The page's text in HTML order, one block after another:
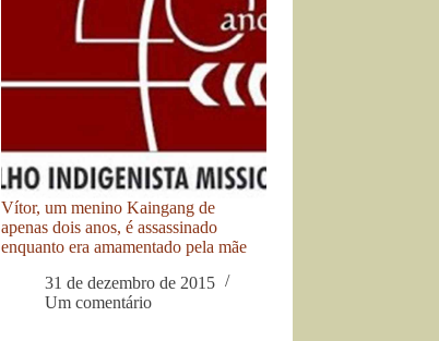
Vítor, um menino Kaingang de
apenas dois anos, é assassinado
enquanto era amamentado pela mãe
31 de dezembro de 2015
Um comentário